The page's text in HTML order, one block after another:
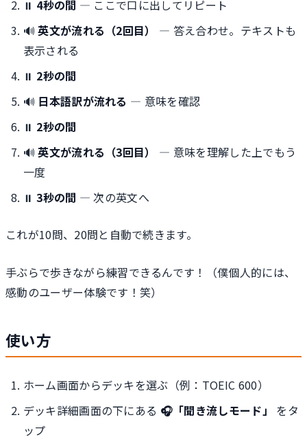
⏸ 4秒の間 — ここで口に出してリピート
🔊英文が流れる（2回目）
— 答え合わせ。テキストも
表示される
⏸ 2秒の間
🔊 日本語訳が流れる — 意味を確認
⏸ 2秒の間
🔊英文が流れる（3回目）
— 意味を理解した上でもう
一度
⏸3秒の間 — 次の英文へ
これが10問、20問と自動で続きます。
手ぶらで歩きながら練習できるんです！（僕個人的には、
感動のユーザー体験です！笑）
使い方
ホーム画面からデッキを選ぶ（例：TOEIC 600）
デッキ詳細画面の下にある 🎧「聞き流しモード」
をタ
ップ